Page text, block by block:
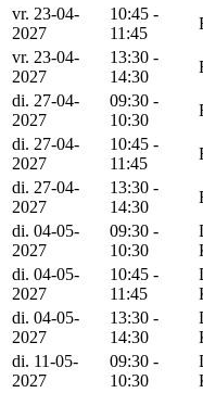
vr. 23-04-
2027
10:45 -
11:45
vr. 23-04-
2027
13:30 -
14:30
di. 27-04-
2027
09:30 -
10:30
di. 27-04-
2027
10:45 -
11:45
di. 27-04-
2027
13:30 -
14:30
di. 04-05-
2027
09:30 -
10:30
di. 04-05-
2027
10:45 -
11:45
di. 04-05-
2027
13:30 -
14:30
di. 11-05-
2027
09:30 -
10:30